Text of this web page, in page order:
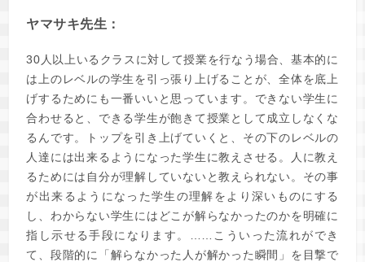
ヤマサキ先生：
30人以上いるクラスに対して授業を行なう場合、基本的に
は上のレベルの学生を引っ張り上げることが、全体を底上
げするためにも一番いいと思っています。できない学生に
合わせると、できる学生が飽きて授業として成立しなくな
るんです。トップを引き上げていくと、その下のレベルの
人達には出来るようになった学生に教えさせる。人に教え
るためには自分が理解していないと教えられない。その事
が出来るようになった学生の理解をより深いものにする
し、わからない学生にはどこが解らなかったのかを明確に
指し示せる手段になります。……こういった流れができ
て、段階的に「解らなかった人が解かった瞬間」を目撃で